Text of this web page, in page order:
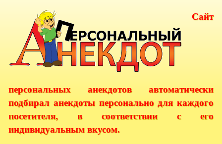
Сайт
персональных анекдотов автоматически
подбирал анекдоты персонально для каждого
посетителя, в соответствии с его
индивидуальным вкусом.